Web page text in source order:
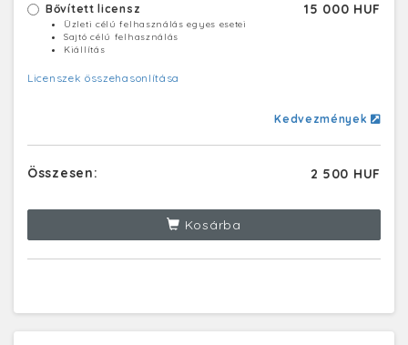
Bővített licensz 15 000 HUF
Üzleti célú felhasználás egyes esetei
Sajtó célú felhasználás
Kiállítás
Licenszek összehasonlítása
Kedvezmények
Összesen: 2 500 HUF
Kosárba